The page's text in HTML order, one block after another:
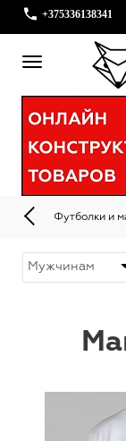
+375336138341
Футболки и